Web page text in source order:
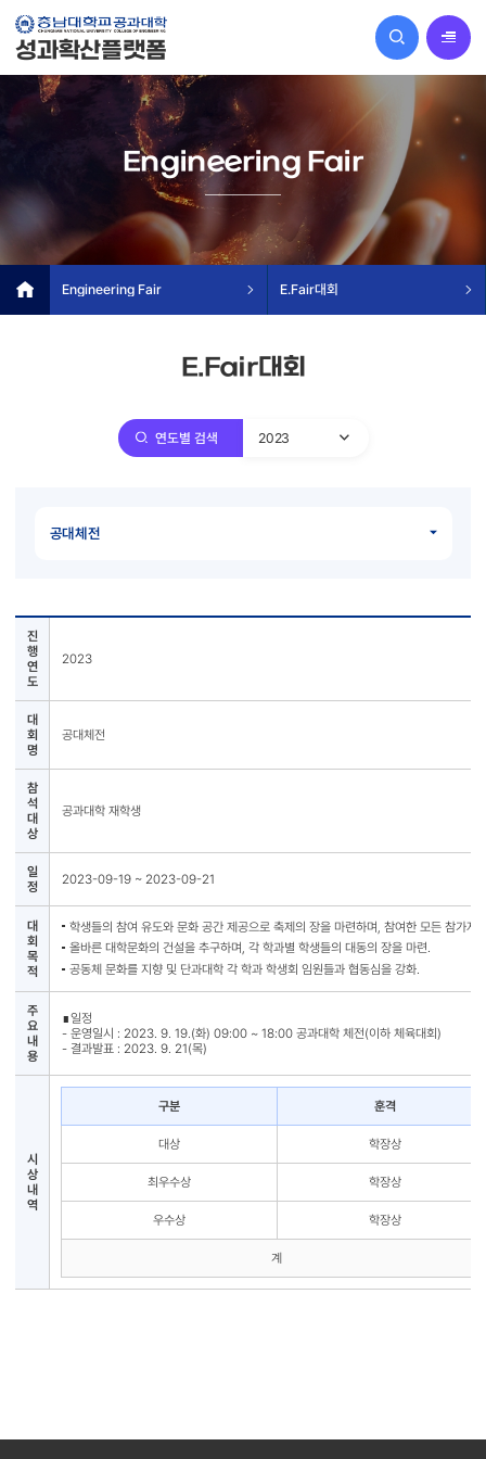
성과확산플랫폼 전체메
Engineering Fair
Engineering Fair E.Fair대회
E.Fair대회
연도별 검색 2023
공대체전
진
행
연
도
2023
대
회
명
공대체전
참
석
대
상
공과대학 재학생
일
정
2023-09-19 ~ 2023-09-21
대
회
목
적
학생들의 참여 유도와 문화 공간 제공으로 축제의 장을 마련하며, 참여한 모든 참가자
올바른 대학문화의 건설을 추구하며, 각 학과별 학생들의 대동의 장을 마련.
공동체 문화를 지향 및 단과대학 각 학과 학생회 임원들과 협동심을 강화.
주
요
내
용
∎일정
- 운영일시 : 2023. 9. 19.(화) 09:00 ~ 18:00 공과대학 체전(이하 체육대회)
- 결과발표 : 2023. 9. 21(목)
시
상
내
역
구분 훈격
대상 학장상
최우수상 학장상
우수상 학장상
계